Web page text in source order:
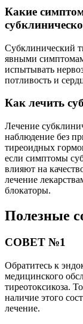
Какие
Субклинический
явными
испытывать
потливость и
Как лечить
Лечение
наблюдение без
тиреоидных
если симптомы
влияют на
лечение
блокаторы.
Полезные
СОВЕТ №1
Обратитесь к
медицинского
тиреотоксикоза.
наличие этого
лечение.